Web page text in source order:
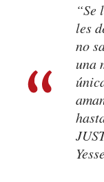
“Se
les
no
una